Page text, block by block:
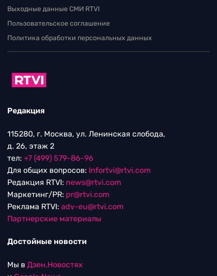
Выходные данные СМИ RTVI
Пользовательское соглашение
Политика обработки персональных данных
Редакция
115280, г. Москва, ул. Ленинская слобода,
д. 26, этаж 2
тел: +7 (499) 579-86-96
Для общих вопросов: Infortvi@rtvi.com
Редакция RTVI: news@rtvi.com
Маркетинг/PR: pr@rtvi.com
Реклама RTVI: adv-eu@rtvi.com
Партнерские материалы
Достойные новости
Мы в Дзен.Новостях